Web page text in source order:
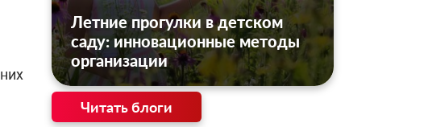
Летние прогулки в детском
саду: инновационные методы
организации
Читать блоги